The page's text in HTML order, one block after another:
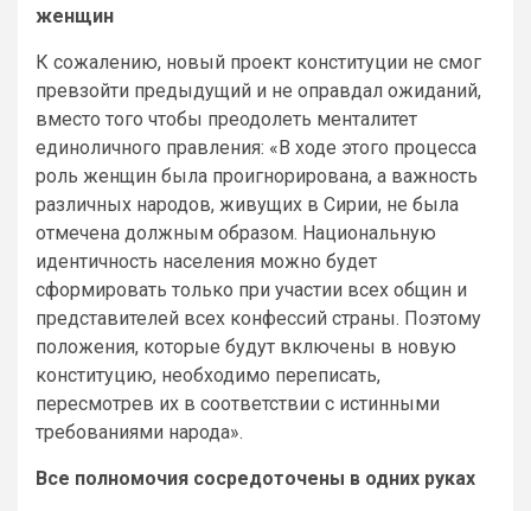
женщин
К сожалению, новый проект конституции не смог
превзойти предыдущий и не оправдал ожиданий,
вместо того чтобы преодолеть менталитет
единоличного правления: «В ходе этого процесса
роль женщин была проигнорирована, а важность
различных народов, живущих в Сирии, не была
отмечена должным образом. Национальную
идентичность населения можно будет
сформировать только при участии всех общин и
представителей всех конфессий страны. Поэтому
положения, которые будут включены в новую
конституцию, необходимо переписать,
пересмотрев их в соответствии с истинными
требованиями народа».
Все полномочия сосредоточены в одних руках